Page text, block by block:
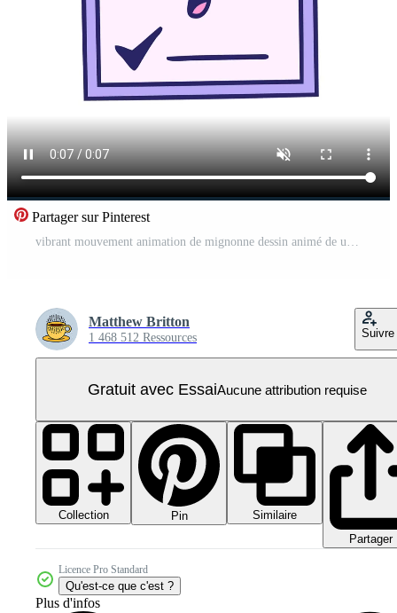
Partager sur Pinterest
vibrant mouvement animation de mignonne dessin animé de une vérifier liste Vidéo Pro
Matthew Britton
1 468 512 Ressources Suivre
Gratuit avec EssaiAucune attribution requise
Collection Pin
Similaire
Partager
Licence Pro Standard
Qu'est-ce que c'est ?
Plus d'infos